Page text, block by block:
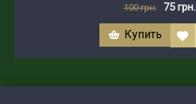
100 грн. 75 грн.
Купить